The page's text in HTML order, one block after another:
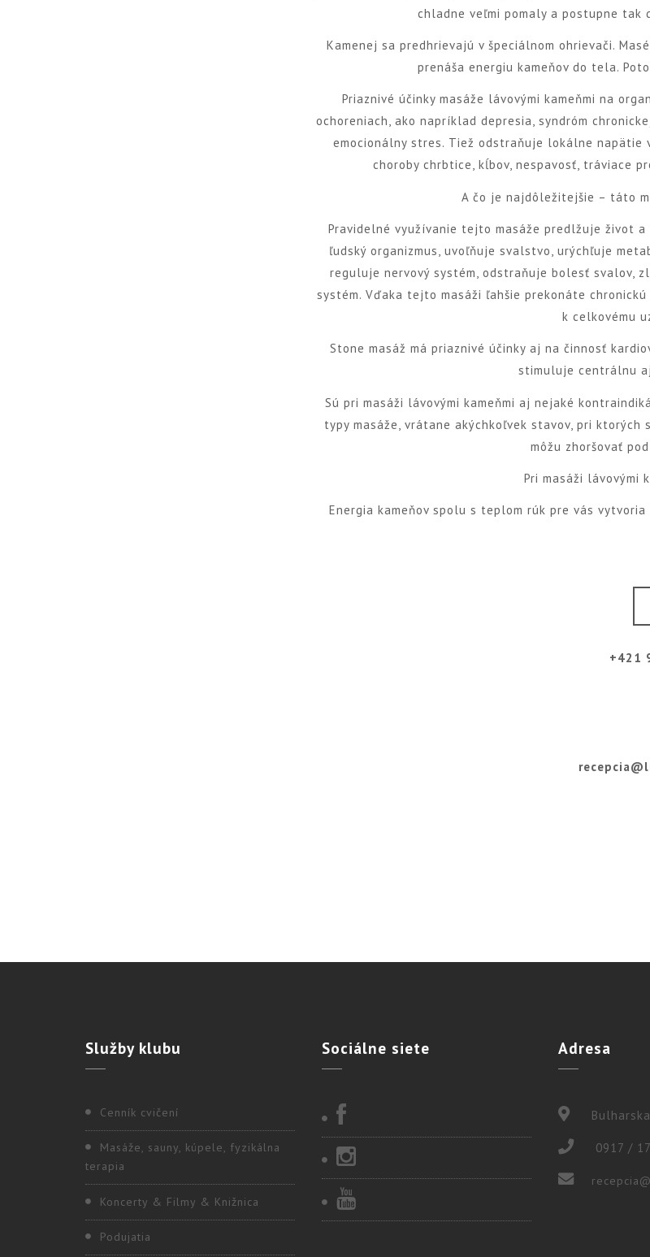
chladne veľmi pomaly a postupne tak
Kamenej sa predhrievajú v špeciálnom ohrievači.
prenáša energiu kameňov do tela.
Priaznivé účinky masáže lávovými kameňmi na
ochoreniach, ako napríklad depresia, syndróm
emocionálny stres. Tiež odstraňuje lokálne napätie
choroby chrbtice, kĺbov, nespavosť, tráviace
A čo je najdôležitejšie – táto
Pravidelné využívanie tejto masáže predlžuje život
ľudský organizmus, uvoľňuje svalstvo, urýchľuje
reguluje nervový systém, odstraňuje bolesť svalov,
systém. Vďaka tejto masáži ľahšie prekonáte
k celkovému
Stone masáž má priaznivé účinky aj na činnosť
stimuluje centrálnu
Sú pri masáži lávovými kameňmi aj nejaké
typy masáže, vrátane akýchkoľvek stavov, pri
môžu zhoršovať
Pri masáži lávovými
Energia kameňov spolu s teplom rúk pre vás
+421
Službyklubu
Cenník cvičení
Masáže, sauny, kúpele, fyzikálna
terapia
Koncerty & Filmy & Knižnica
Podujatia
Sociálne siete Adresa
0917 /